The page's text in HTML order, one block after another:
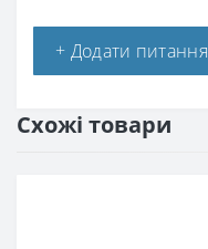
+ Додати питання
Схожі товари